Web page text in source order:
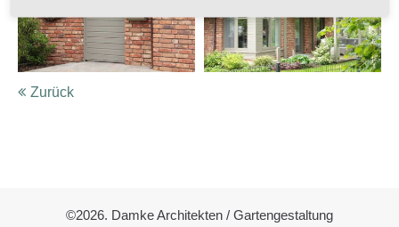
Zurück
©2026. Damke Architekten / Gartengestaltung